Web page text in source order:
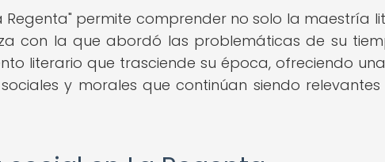
Regenta" permite comprender no solo la maestría
con la que abordó las problemáticas de su
literario que trasciende su época, ofreciendo
y morales que continúan siendo